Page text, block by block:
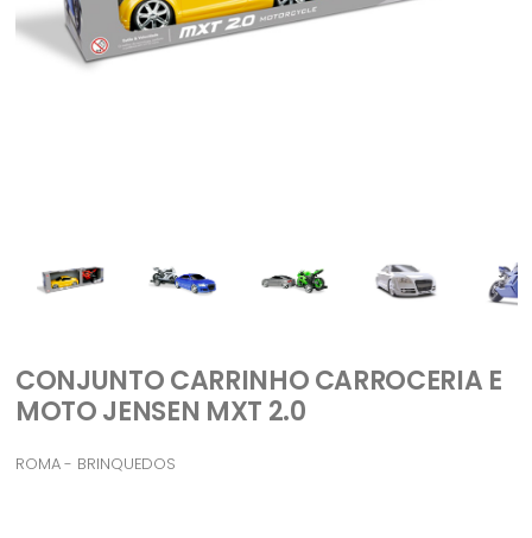
CONJUNTO CARRINHO CARROCERIA E
MOTO JENSEN MXT 2.0
ROMA - BRINQUEDOS